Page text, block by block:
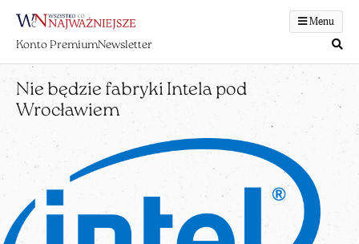
Menu
Konto PremiumNewsletter
Nie będzie fabryki Intela pod
Wrocławiem